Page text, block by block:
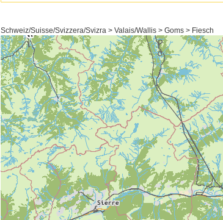
Schweiz/Suisse/Svizzera/Svizra > Valais/Wallis > Goms > Fiesch